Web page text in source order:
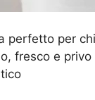
perfetto per chi
fresco e